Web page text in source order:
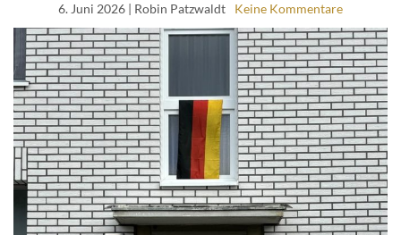
6. Juni 2026 | Robin Patzwaldt Keine Kommentare